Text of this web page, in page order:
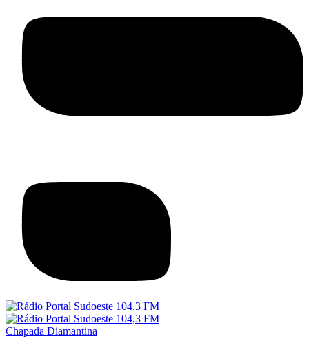
Chapada Diamantina